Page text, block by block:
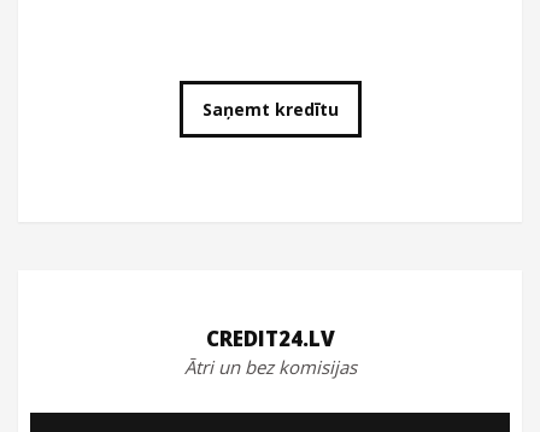
Saņemt kredītu
CREDIT24.LV
Ātri un bez komisijas